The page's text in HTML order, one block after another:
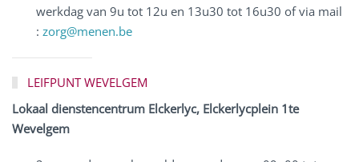
werkdag van 9u tot 12u en 13u30 tot 16u30 of via mail
: zorg@menen.be
LEIFPUNT WEVELGEM
Lokaal dienstencentrum Elckerlyc, Elckerlycplein 1te
Wevelgem